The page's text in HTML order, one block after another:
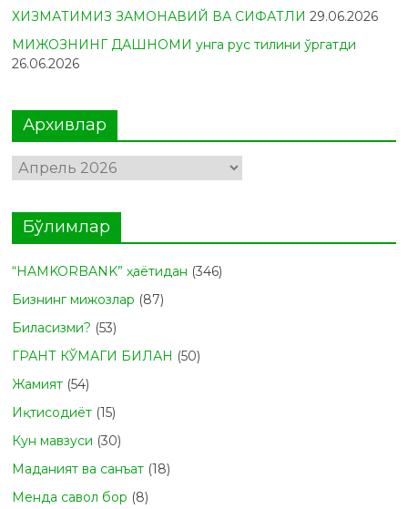
ХИЗМАТИМИЗ ЗАМОНАВИЙ ВА СИФАТЛИ 29.06.2026
МИЖОЗНИНГ ДАШНОМИ унга рус тилини ўргатди
26.06.2026
Архивлар
Архивлар
Бўлимлар
“HAMKORBANK” ҳаётидан (346)
Бизнинг мижозлар (87)
Биласизми? (53)
ГРАНТ КЎМАГИ БИЛАН (50)
Жамият (54)
Иқтисодиёт (15)
Кун мавзуси (30)
Маданият ва санъат (18)
Менда савол бор (8)